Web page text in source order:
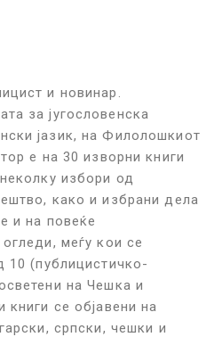
и новинар.
за југословенска
јазик, на Филолошкиот
е на 30 изворни книги
избори од
како и избрани дела
и на повеќе
меѓу кои се
10 (публицистичко-
на Чешка и
книги се објавени на
српски, чешки и